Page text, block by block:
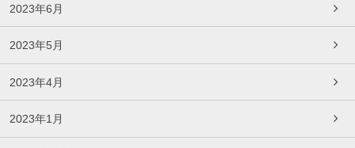
2023年6月
2023年5月
2023年4月
2023年1月